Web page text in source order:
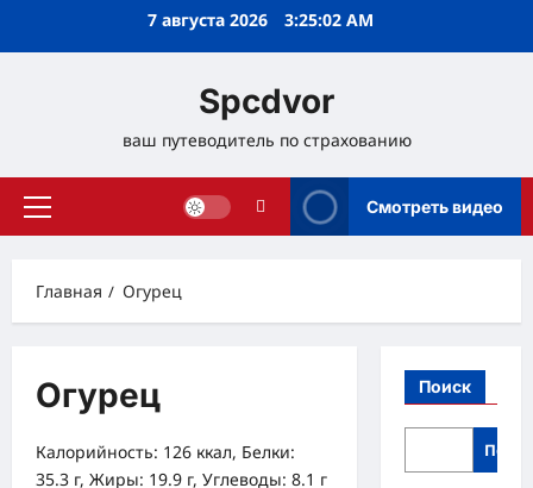
7 августа 2026 3:25:03 AM
Spcdvor
ваш путеводитель по страхованию
Основное
Смотреть видео
Главная Огурец
Огурец
Калорийность: 126 ккал, Белки:
35.3 г, Жиры: 19.9 г, Углеводы: 8.1 г
Поиск
Поиск